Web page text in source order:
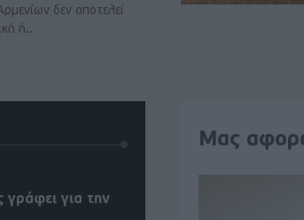
δεν αποτελεί
ή..
για την
Μας